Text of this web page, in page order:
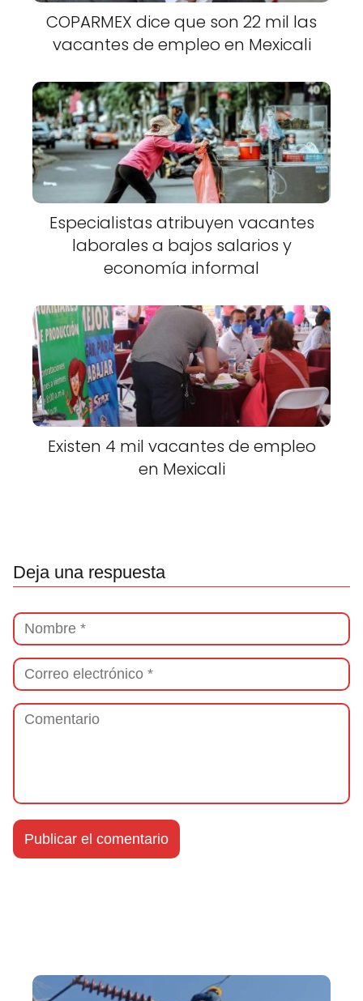
COPARMEX dice que son 22 mil las
vacantes de empleo en Mexicali
Especialistas atribuyen vacantes
laborales a bajos salarios y
economía informal
Existen 4 mil vacantes de empleo
en Mexicali
Deja una respuesta